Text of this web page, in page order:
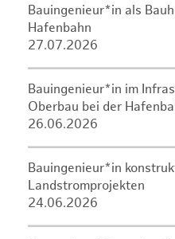
Bauingenieur*in als
Hafenbahn
27.07.2026
Bauingenieur*in im
Oberbau bei der
26.06.2026
Bauingenieur*in
Landstromprojekten
24.06.2026